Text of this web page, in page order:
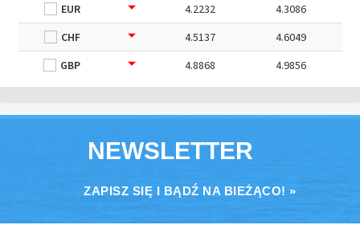
EUR
4.2232
4.3086
CHF
4.5137
4.6049
GBP
4.8868 4.9856
NEWSLETTER
ZAPISZ SIĘ I BĄDŹ NA BIEŻĄCO! »